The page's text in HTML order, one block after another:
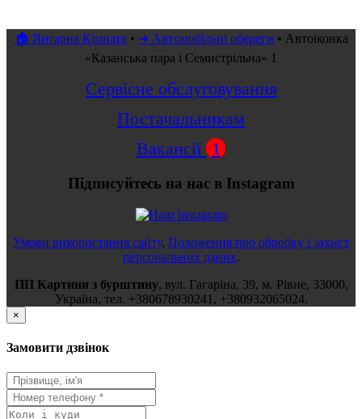
🏠 Янтарна Кімната • ➜ Автомобільні обереги • Автоіконка
«Казанська пара і Семистрільна» 1
Сервісне обслуговування
Постачальникам
Вакансії 1
Підписуйтесь на нас в Instagram
Умови використання сайту, Положення про обробку і захист
персональних даних.
ПП Картини з бурштину, вул. Гагаріна, 39, м. Рівне, 33000,
Україна, тел. +380678930241 , +380932065024.
×
Замовити дзвінок